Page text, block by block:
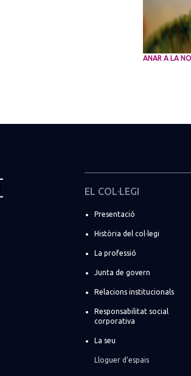
ANAR A LA
EL COL·LEGI
Presentació
Història del col·legi
La professió
Junta de govern
Relacions institucionals
Responsabilitat social
corporativa
La seu
Lloguer d’espais